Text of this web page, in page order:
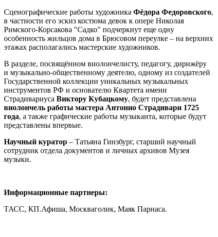
Сценографические работы художника Фёдора Федоровского,
в частности его эскиз костюма девок к опере Николая
Римского-Корсакова "Садко" подчеркнут еще одну
особенность жильцов дома в Брюсовом переулке – на верхних
этажах располагались мастерские художников.
В разделе, посвящённом виолончелисту, педагогу, дирижёру
и музыкально-общественному деятелю, одному из создателей
Государственной коллекции уникальных музыкальных
инструментов РФ и основателю Квартета имени
Страдивариуса Виктору Кубацкому, будет представлена
виолончель работы мастера Антонио Страдивари 1725
года, а также графические работы музыканта, которые будут
представлены впервые.
Научный куратор – Татьяна Гинзбург, старший научный
сотрудник отдела документов и личных архивов Музея
музыки.
Информационные партнеры:
ТАСС, КП.Афиша, Москваголик, Маяк Парнаса.